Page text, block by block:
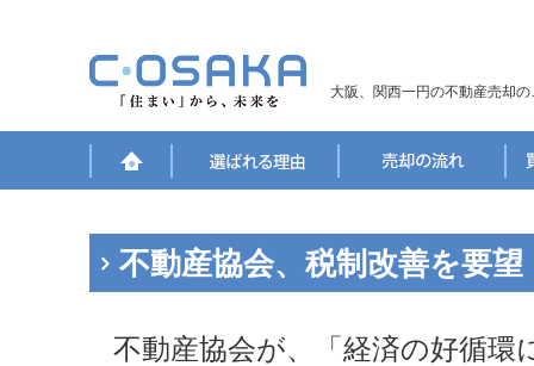
大阪、関西一円の不動産売却
不動産協会、税制改善を要望
不動産協会が、「経済の好循環